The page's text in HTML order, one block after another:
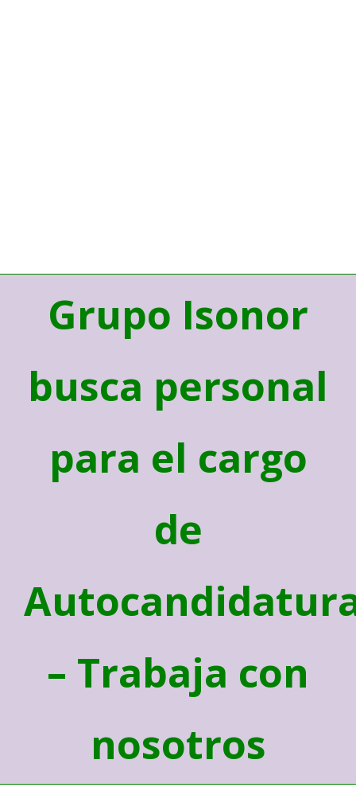
Grupo Isonor
busca personal
para el cargo
de
– Trabaja con
nosotros